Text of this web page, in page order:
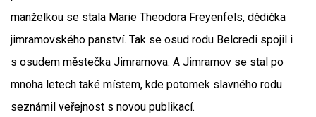
manželkou se stala Marie Theodora Freyenfels, dědička
jimramovského panství. Tak se osud rodu Belcredi spojil i
s osudem městečka Jimramova. A Jimramov se stal po
mnoha letech také místem, kde potomek slavného rodu
seznámil veřejnost s novou publikací.